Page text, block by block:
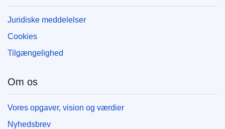
Juridiske meddelelser
Cookies
Tilgængelighed
Om os
Vores opgaver, vision og værdier
Nyhedsbrev